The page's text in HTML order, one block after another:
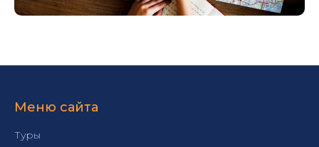
Меню сайта
Туры